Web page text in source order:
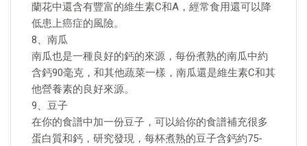
蘭花中還含有豐富的維生素C和A，經常食用還可以降
低患上癌症的風險。
8、南瓜
南瓜也是一種良好的鈣的來源，每份煮熟的南瓜中約
含鈣90毫克，和其他蔬菜一樣，南瓜還是維生素C和其
他營養素的良好來源。
9、豆子
在你的食譜中加一份豆子，可以給你的食譜補充很多
蛋白質和鈣，研究發現，每杯煮熟的豆子含鈣約75-